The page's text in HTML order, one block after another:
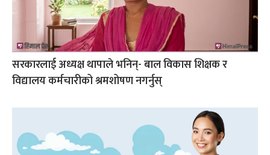
सरकारलाई अध्यक्ष थापाले भनिन्- बाल विकास शिक्षक र
विद्यालय कर्मचारीको श्रमशोषण नगर्नुस्